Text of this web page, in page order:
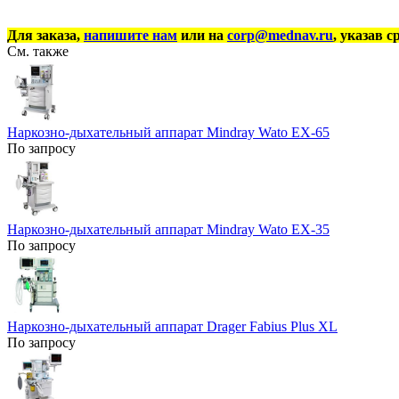
Для заказа, напишите нам или на corp@mednav.ru, указав
См. также
Наркозно-дыхательный аппарат Mindray Wato EX-65
По запросу
Наркозно-дыхательный аппарат Mindray Wato EX-35
По запросу
Наркозно-дыхательный аппарат Drager Fabius Plus XL
По запросу